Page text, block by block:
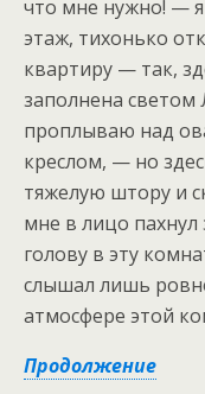
что мне нужно! —
этаж, тихонько
квартиру — так,
заполнена
проплываю над
креслом, — но
тяжелую штору и
мне в лицо
голову в эту
слышал лишь
атмосфере этой
Продолжение